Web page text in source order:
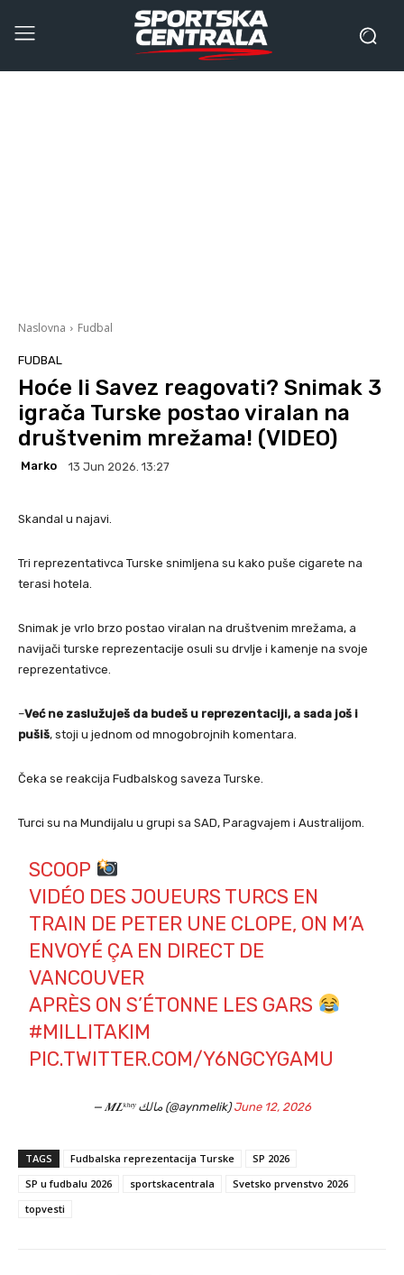
Naslovna Fudbal
FUDBAL
Hoće li Savez reagovati? Snimak 3
igrača Turske postao viralan na
društvenim mrežama! (VIDEO)
Marko 13 Jun 2026. 13:27
Skandal u najavi.
Tri reprezentativca Turske snimljena su kako puše cigarete na
terasi hotela.
Snimak je vrlo brzo postao viralan na društvenim mrežama, a
navijači turske reprezentacije osuli su drvlje i kamenje na svoje
reprezentativce.
–Već ne zaslužuješ da budeš u reprezentaciji, a sada još i
pušiš, stoji u jednom od mnogobrojnih komentara.
Čeka se reakcija Fudbalskog saveza Turske.
Turci su na Mundijalu u grupi sa SAD, Paragvajem i Australijom.
SCOOP
VIDÉO DES JOUEURS TURCS EN
TRAIN DE PETER UNE CLOPE, ON M’A
ENVOYÉ ÇA EN DIRECT DE
VANCOUVER
APRÈS ON S’ÉTONNE LES GARS
#MILLITAKIM
PIC.TWITTER.COM/Y6NGCYGAMU
— 𝑴𝑳ᵏʰᵉʸ مالك (@aynmelik)June 12, 2026
TAGS Fudbalska reprezentacija Turske
SP 2026
SP u fudbalu 2026
sportskacentrala
Svetsko prvenstvo 2026
topvesti